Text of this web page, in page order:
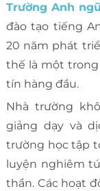
Trường Anh
đào tạo tiếng
20 năm phát
thế là một
tín hàng đầu.
Nhà trường
giảng dạy và
trường học tập
luyện nghiêm
thần. Các hoạt